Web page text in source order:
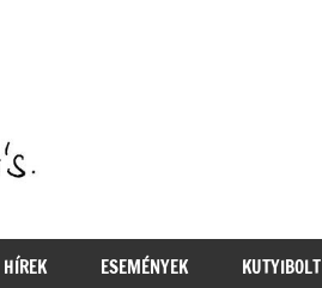
HÍREK ESEMÉNYEK KUTYIBOLT